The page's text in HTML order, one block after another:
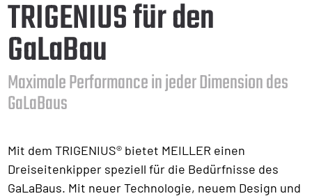
TRIGENIUS für den
GaLaBau
Maximale Performance in jeder Dimension des
GaLaBaus
Mit dem TRIGENIUS® bietet MEILLER einen
Dreiseitenkipper speziell für die Bedürfnisse des
GaLaBaus. Mit neuer Technologie, neuem Design und